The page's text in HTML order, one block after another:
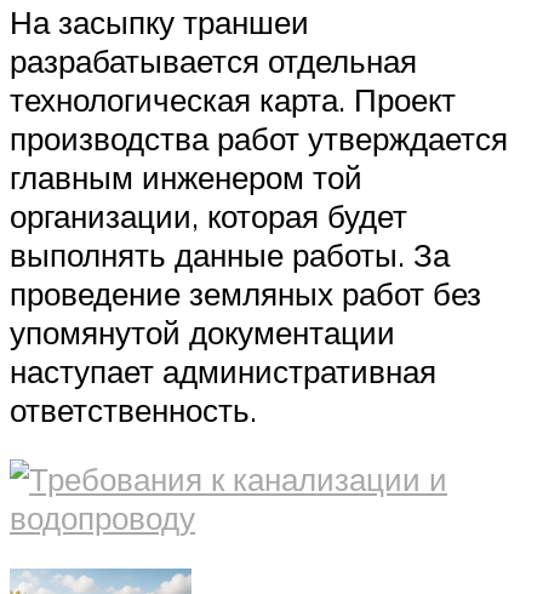
На засыпку траншеи
разрабатывается отдельная
технологическая карта. Проект
производства работ утверждается
главным инженером той
организации, которая будет
выполнять данные работы. За
проведение земляных работ без
упомянутой документации
наступает административная
ответственность.